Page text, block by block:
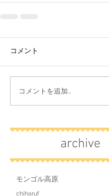
コメント
コメントを追加…
archive
モンゴル高原
chiharuf